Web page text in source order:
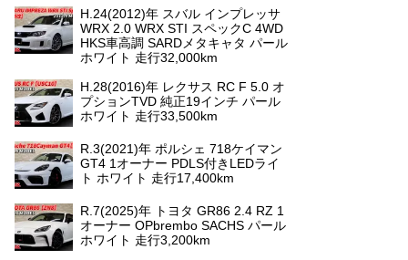
H.24(2012)年 スバル インプレッサ
WRX 2.0 WRX STI スペックC 4WD
HKS車高調 SARDメタキャタ パール
ホワイト 走行32,000km
H.28(2016)年 レクサス RC F 5.0 オ
プションTVD 純正19インチ パール
ホワイト 走行33,500km
R.3(2021)年 ポルシェ 718ケイマン
GT4 1オーナー PDLS付きLEDライ
ト ホワイト 走行17,400km
R.7(2025)年 トヨタ GR86 2.4 RZ 1
オーナー OPbrembo SACHS パール
ホワイト 走行3,200km